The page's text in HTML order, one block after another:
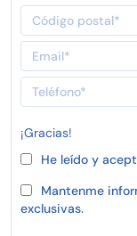
¡Gracias!
He leído y
Mantenme
exclusivas.